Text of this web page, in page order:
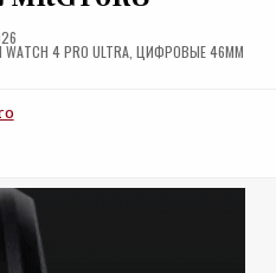
WATCH 4 PRO ULTRA ,ЦИФРОВЫЕ 46MM